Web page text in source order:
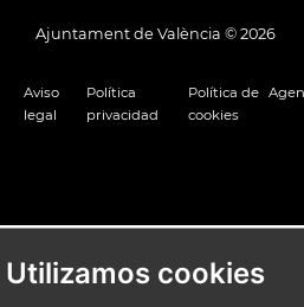
Utilizamos cookies
Ajuntament de València © 2026
Aviso
legal
Política
privacidad
Política de
cookies